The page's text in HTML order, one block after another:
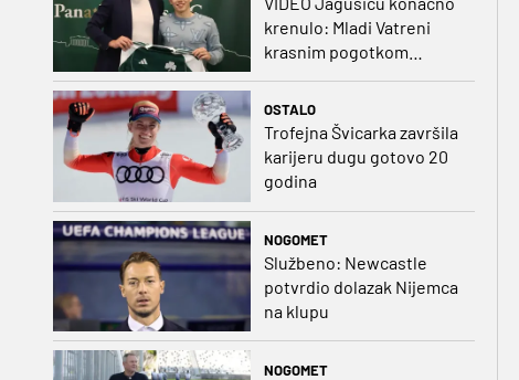
krenulo: Mladi Vatreni
krasnim pogotkom
OSTALO
Trofejna Švicarka završila
karijeru dugu gotovo 20
godina
NOGOMET
Službeno: Newcastle
potvrdio dolazak Nijemca
na klupu
NOGOMET